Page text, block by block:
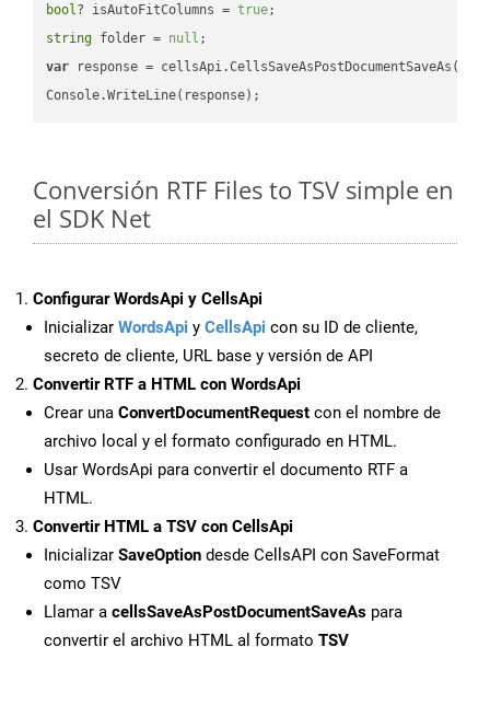
bool? isAutoFitColumns = true
string folder = null
var response =
Conversión RTF Files to TSV simple en
el SDK Net
Configurar WordsApi y CellsApi
Inicializar WordsApi y CellsApi con su ID de cliente,
secreto de cliente, URL base y versión de API
Convertir RTF a HTML con WordsApi
Crear una ConvertDocumentRequest con el nombre de
archivo local y el formato configurado en HTML.
Usar WordsApi para convertir el documento RTF a
HTML.
Convertir HTML a TSV con CellsApi
Inicializar SaveOption desde CellsAPI con SaveFormat
como TSV
Llamar a cellsSaveAsPostDocumentSaveAs para
convertir el archivo HTML al formato TSV